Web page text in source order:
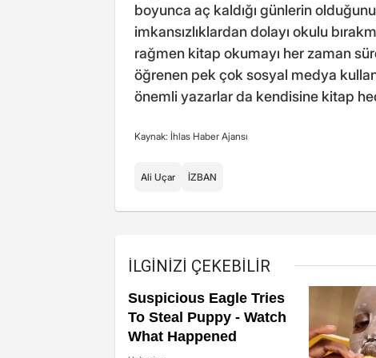
boyunca aç kaldığı günlerin
imkansızlıklardan dolayı okulu
rağmen kitap okumayı her zaman
öğrenen pek çok sosyal medya
önemli yazarlar da kendisine kitap
Kaynak: İhlas Haber Ajansı
Ali Uçar İZBAN